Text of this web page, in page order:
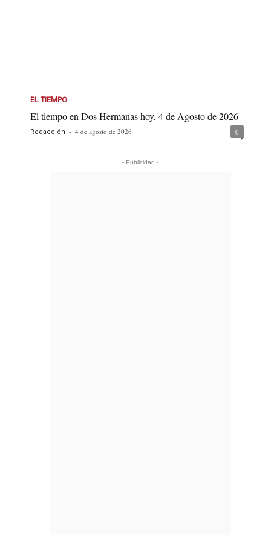
EL TIEMPO
El tiempo en Dos Hermanas hoy, 4 de Agosto de 2026
Redacción - 4 de agosto de 2026 0
- Publicidad -